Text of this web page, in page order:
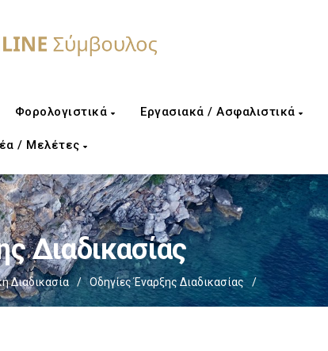
Φορολογιστικά Εργασιακά / Ασφαλιστικά
/ Μελέτες
Διαδικασίας
Διαδικασία / Οδηγίες Έναρξης Διαδικασίας /